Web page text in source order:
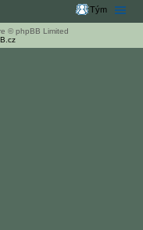
Tým
© phpBB Limited